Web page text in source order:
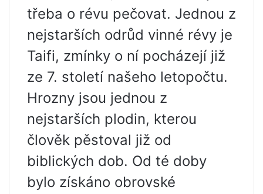
třeba o révu pečovat. Jednou z
nejstarších odrůd vinné révy je
Taifi, zmínky o ní pocházejí již
ze 7. století našeho letopočtu.
Hrozny jsou jednou z
nejstarších plodin, kterou
člověk pěstoval již od
biblických dob. Od té doby
bylo získáno obrovské